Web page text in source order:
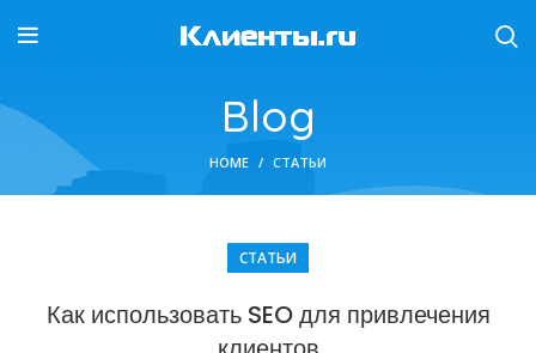
Blog
HOME СТАТЬИ
СТАТЬИ
Как использовать SEO для привлечения